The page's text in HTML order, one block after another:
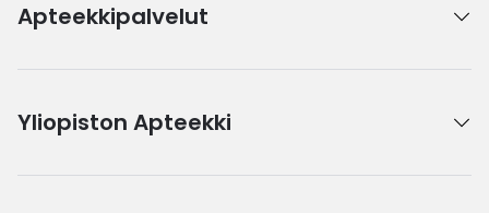
Apteekkipalvelut
Yliopiston Apteekki